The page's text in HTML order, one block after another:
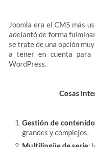
Joomla era el CMS más
adelantó de forma
se trate de una opción
a tener en cuenta para
WordPress.
Cosas
Gestión de
grandes y complejos.